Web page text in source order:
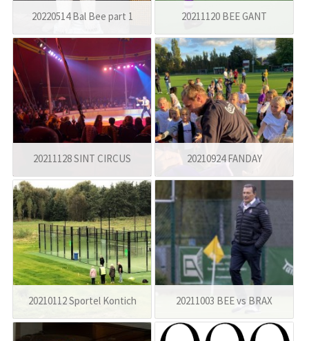
20220514 Bal Bee part 1 20211120 BEE GANT
20211128 SINT CIRCUS 20210924 FANDAY
20210112 Sportel Kontich 20211003 BEE vs BRAX